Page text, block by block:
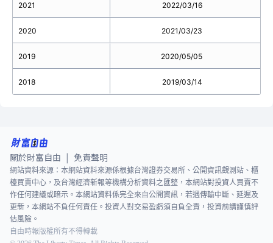
2021
2020
2019
2018
2022/03/16
2021/03/23
2020/05/05
2019/03/14
關於財富自由 免責聲明
網站資料來源：本網站資料來源係根據台灣證券交易所、公開資訊觀測站、櫃
檯買賣中心，及台灣經濟新報等機構分析資料之匯整，本網站對投資人買賣不
作任何建議或暗示。本網站資料係完全來自公開資訊，若遇傳輸中斷、延遲及
更新，本網站不負任何責任。投資人對交易盈虧須自負全責，投資前請謹慎評
估風險。
自由時報版權所有不得轉載